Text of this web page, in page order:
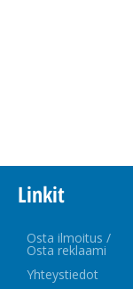
Linkit
Osta ilmoitus /
Osta reklaami
Yhteystiedot